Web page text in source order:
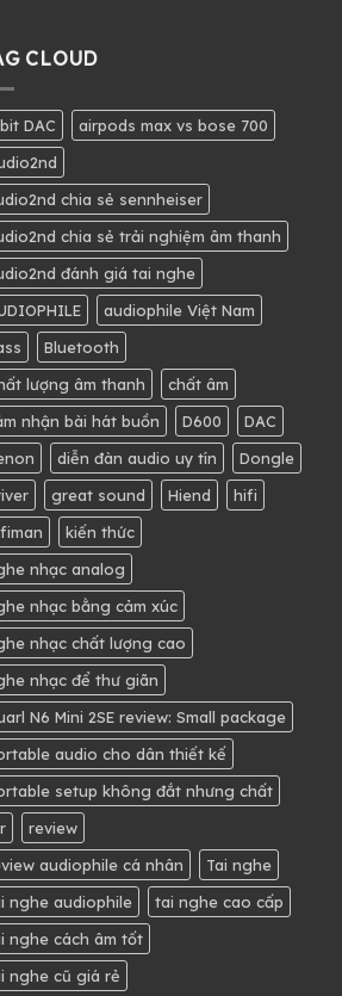
CLOUD
DAC
airpods max vs bose 700
chia sẻ sennheiser
chia sẻ trải nghiệm âm thanh
đánh giá tai nghe
audiophile Việt Nam
Bluetooth
lượng âm thanh
chất âm
nhận bài hát buồn
D600
DAC
diễn đàn audio uy tín
Dongle
great sound Hiend
hifi
kiến thức
nhạc analog
nhạc bằng cảm xúc
nhạc chất lượng cao
nhạc để thư giãn
N6 Mini 2SE review: Small package
audio cho dân thiết kế
setup không đắt nhưng chất
review
audiophile cá nhân
Tai nghe
nghe audiophile
tai nghe cao cấp
nghe cách âm tốt
nghe cũ giá rẻ